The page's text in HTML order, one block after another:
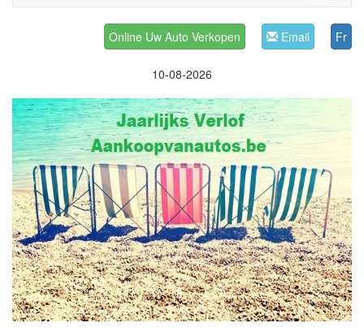
Fr
Email
Online Uw Auto Verkopen
10-08-2026